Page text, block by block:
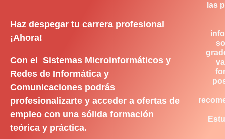
Haz despegar tu carrera profesional
¡Ahora!
Con el Sistemas Microinformáticos y
Redes de Informática y
Comunicaciones podrás
profesionalizarte y acceder a ofertas de
empleo con una sólida formación
teórica y práctica.
las